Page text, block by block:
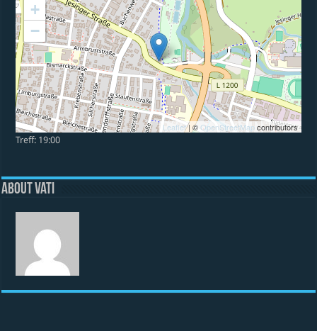
+
−
Leaflet| ©OpenStreetMapcontributors
Treff: 19:00
About vati